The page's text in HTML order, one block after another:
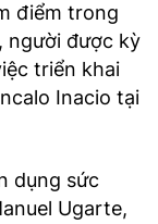
điểm trong
người được kỳ
triển khai
Inacio tại
dụng sức
Ugarte,